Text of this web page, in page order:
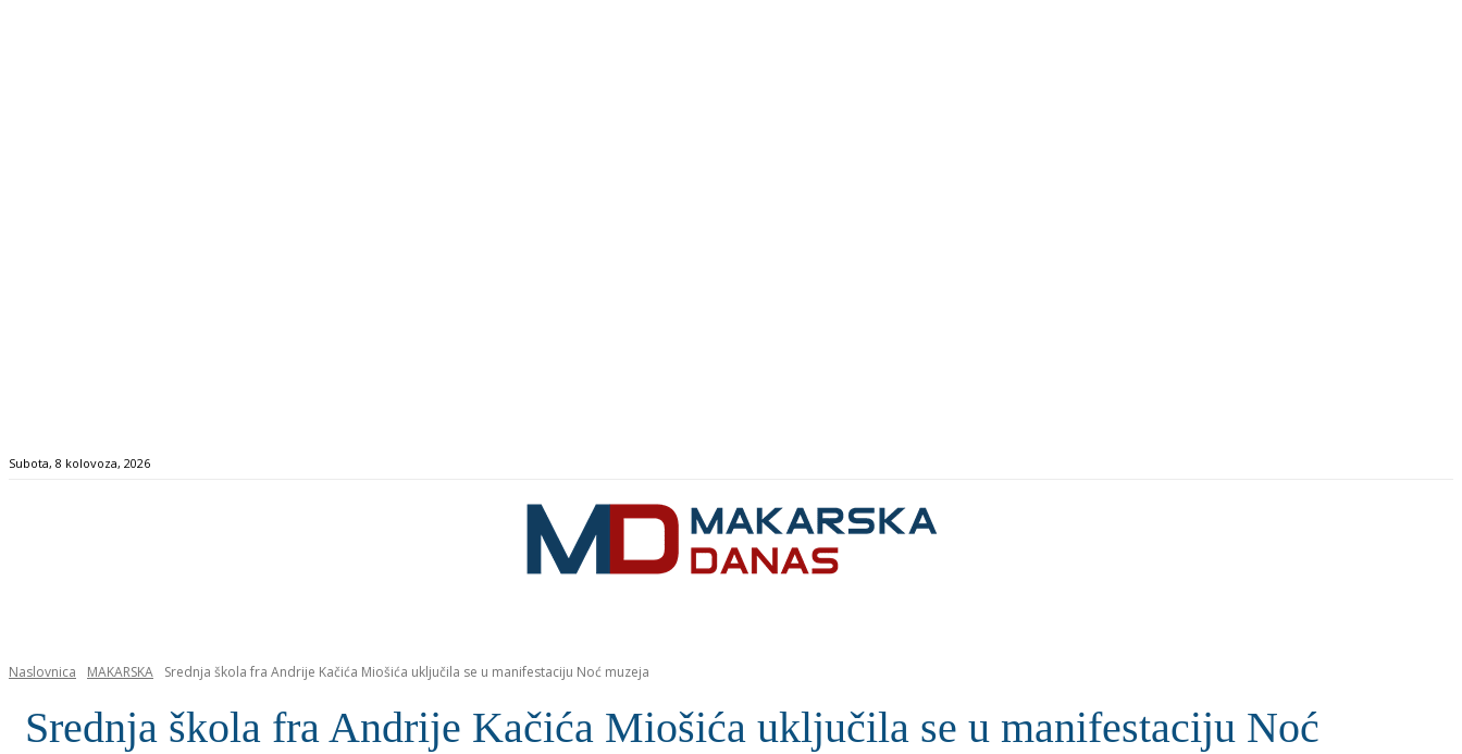
Subota, 8 kolovoza, 2026
Naslovnica MAKARSKA Srednja škola fra Andrije Kačića Miošića uključila se u manifestaciju Noć muzeja
Srednja škola fra Andrije Kačića Miošića uključila se u manifestaciju Noć